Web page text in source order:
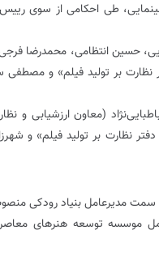
طی احکامی از سوی
حسین انتظامی، محمدرضا
بر تولید فیلم» و مصطفی
(معاون ارزشیابی و
نظارت بر تولید فیلم» و
سمت مدیرعامل بنیاد رودکی
توسعه هنرهای معاصر)